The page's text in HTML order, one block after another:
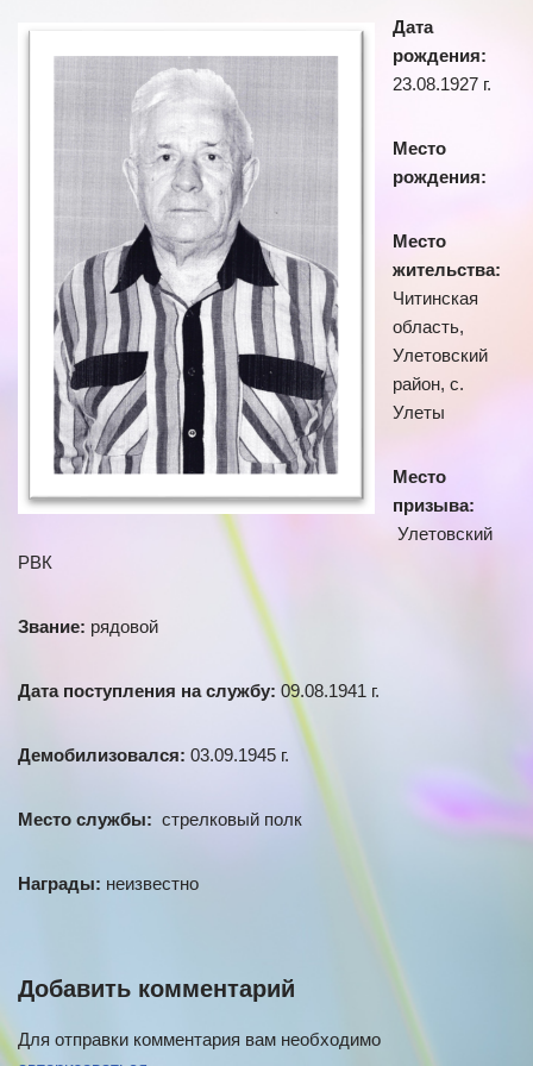
Дата
рождения:
23.08.1927 г.
Место
рождения:
Место
жительства:
Читинская
область,
Улетовский
район, с.
Улеты
Место
призыва:
Улетовский
РВК
Звание: рядовой
Дата поступления на службу: 09.08.1941 г.
Демобилизовался: 03.09.1945 г.
Место службы: стрелковый полк
Награды: неизвестно
Добавить комментарий
Для отправки комментария вам необходимо